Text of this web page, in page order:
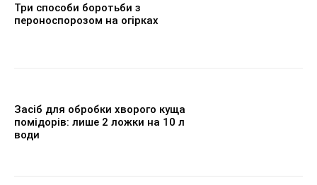
Три способи боротьби з
пероноспорозом на огірках
Засіб для обробки хворого куща
помідорів: лише 2 ложки на 10 л
води